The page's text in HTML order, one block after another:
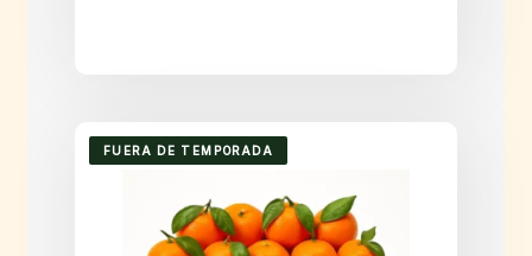
FUERA DE TEMPORADA